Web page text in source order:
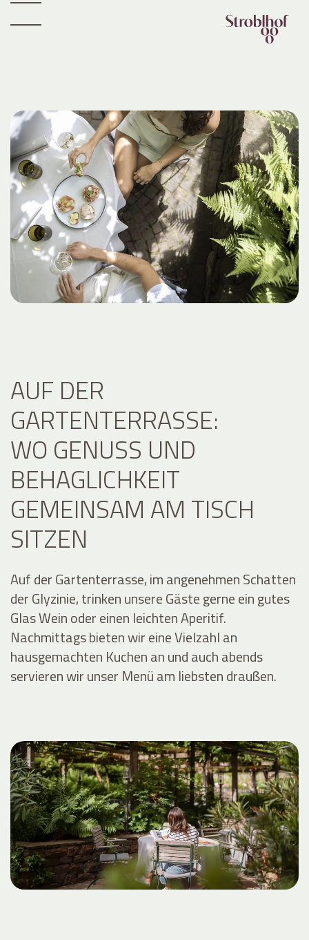
AUF DER
GARTENTERRASSE:
WO GENUSS UND
BEHAGLICHKEIT
GEMEINSAM AM TISCH
SITZEN
Auf der Gartenterrasse, im angenehmen Schatten
der Glyzinie, trinken unsere Gäste gerne ein gutes
Glas Wein oder einen leichten Aperitif.
Nachmittags bieten wir eine Vielzahl an
hausgemachten Kuchen an und auch abends
servieren wir unser Menü am liebsten draußen.